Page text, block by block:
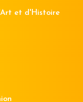
et d'Histoire